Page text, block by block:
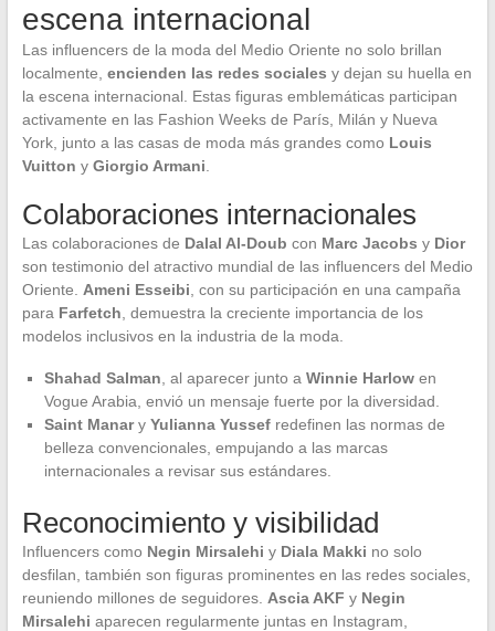
escena internacional
Las influencers de la moda del Medio Oriente no solo brillan
localmente, encienden las redes sociales y dejan su huella en
la escena internacional. Estas figuras emblemáticas participan
activamente en las Fashion Weeks de París, Milán y Nueva
York, junto a las casas de moda más grandes como Louis
Vuitton y Giorgio Armani
Colaboraciones internacionales
Las colaboraciones de Dalal Al-Doub con Marc Jacobs y Dior
son testimonio del atractivo mundial de las influencers del Medio
Oriente. Ameni Esseibi , con su participación en una campaña
para Farfetch , demuestra la creciente importancia de los
modelos inclusivos en la industria de la moda.
Shahad Salman , al aparecer junto a Winnie Harlowen
Vogue Arabia, envió un mensaje fuerte por la diversidad.
Saint Manary Yulianna Yussefredefinen las normas de
belleza convencionales, empujando a las marcas
internacionales a revisar sus estándares.
Reconocimiento y visibilidad
Influencers como Negin Mirsalehi y Diala Makki no solo
desfilan, también son figuras prominentes en las redes sociales,
reuniendo millones de seguidores. Ascia AKF y Negin
Mirsalehi aparecen regularmente juntas en Instagram,